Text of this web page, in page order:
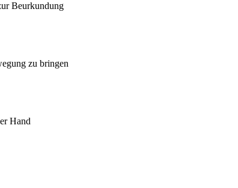
Beurkundung
zu bringen
Hand